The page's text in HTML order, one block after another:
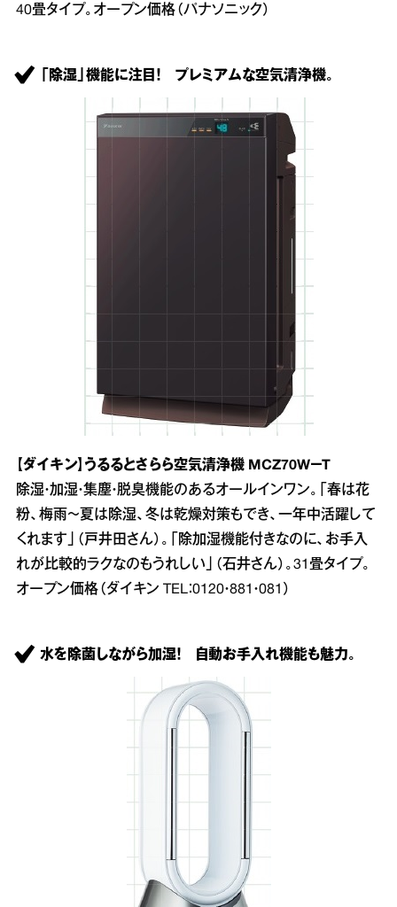
40畳タイプ。オープン価格（パナソニック）
「除湿」機能に注目！ プレミアムな空気清浄機。
【ダイキン】うるるとさらら空気清浄機 MCZ70W－T
除湿・加湿・集塵・脱臭機能のあるオールインワン。「春は花
粉、梅雨～夏は除湿、冬は乾燥対策もでき、一年中活躍して
くれます」（戸井田さん）。「除加湿機能付きなのに、お手入
れが比較的ラクなのもうれしい」（石井さん）。31畳タイプ。
オープン価格（ダイキン TEL：0120・881・081）
水を除菌しながら加湿！ 自動お手入れ機能も魅力。